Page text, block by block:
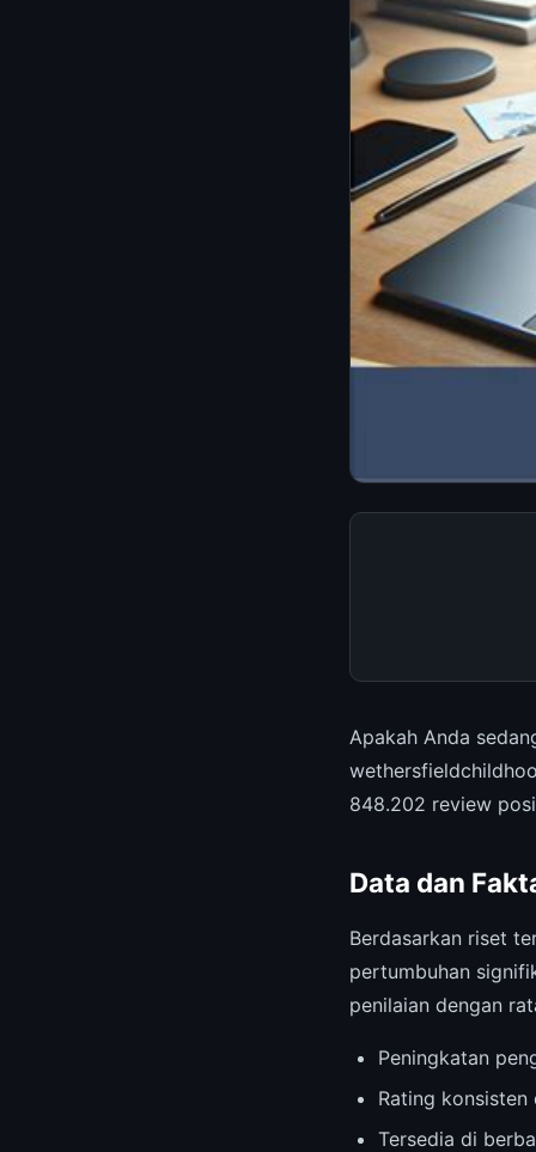
Apakah Anda
848.202 review
Data dan
Berdasarkan riset
pertumbuhan
penilaian dengan
Peningkatan
Rating konsisten
Tersedia di